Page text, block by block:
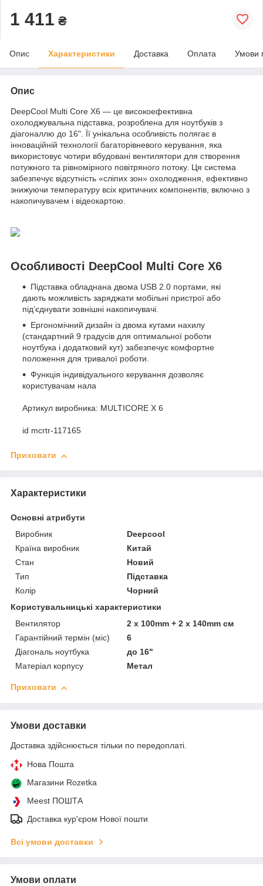
1 411 ₴
Опис Характеристики Доставка Оплата Умови
Опис
DeepCool Multi Core X6 — це високоефективна
охолоджувальна підставка, розроблена для ноутбуків з
діагоналлю до 16". Її унікальна особливість полягає в
інноваційній технології багаторівневого керування, яка
використовує чотири вбудовані вентилятори для створення
потужного та рівномірного повітряного потоку. Ця система
забезпечує відсутність «сліпих зон» охолодження, ефективно
знижуючи температуру всіх критичних компонентів, включно з
накопичувачем і відеокартою.
Особливості DeepCool Multi Core X6
Підставка обладнана двома USB 2.0 портами, які
дають можливість заряджати мобільні пристрої або
під’єднувати зовнішні накопичувачі.
Ергономічний дизайн із двома кутами нахилу
(стандартний 9 градусів для оптимальної роботи
ноутбука і додатковий кут) забезпечує комфортне
положення для тривалої роботи.
Функція індивідуального керування дозволяє
користувачам нала
Артикул виробника: MULTICORE X 6
id mcrtr-117165
Приховати
Характеристики
Основні атрибути
Виробник
Deepcool
Країна виробник
Китай
Стан
Новий
Тип
Підставка
Колір
Чорний
Користувальницькі характеристики
Вентилятор
2 x 100mm + 2 x 140mm см
Гарантійний термін (міс)
6
Діагональ ноутбука
до 16"
Матеріал корпусу
Метал
Приховати
Умови доставки
Доставка здійснюється тільки по передоплаті.
Нова Пошта
Магазини Rozetka
Meest ПОШТА
Доставка кур'єром Нової пошти
Всі умови доставки
Умови оплати